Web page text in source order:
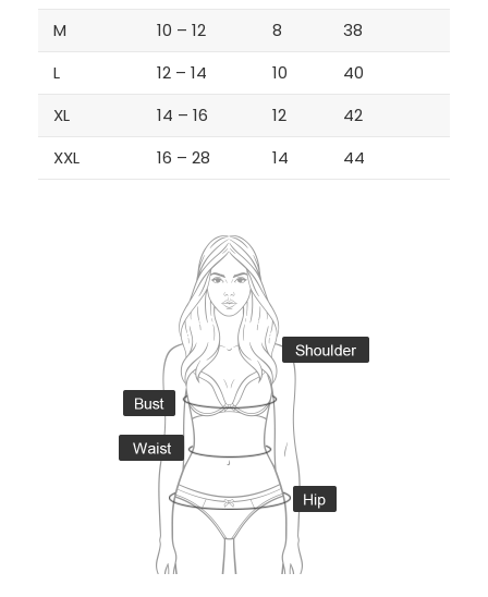
M
10 – 12 8
38
L
12 – 14 10
40
XL
14 – 16 12
42
XXL
16 – 28 14 44